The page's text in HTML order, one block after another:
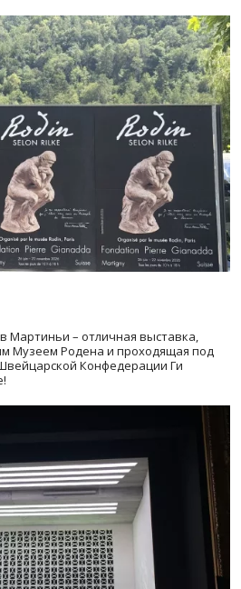
– отличная выставка,
Музеем Родена и проходящая под
Конфедерации Ги